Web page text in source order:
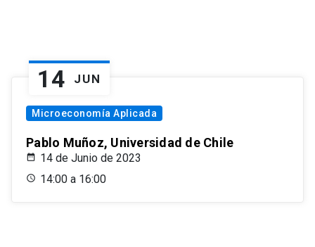
14 JUN
Microeconomía Aplicada
Pablo Muñoz, Universidad de Chile
14 de Junio de 2023
14:00 a 16:00